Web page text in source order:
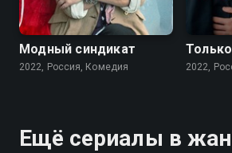
7.6
Модный синдикат
2022, Россия, Комедия 2022,
Ещё сериалы в